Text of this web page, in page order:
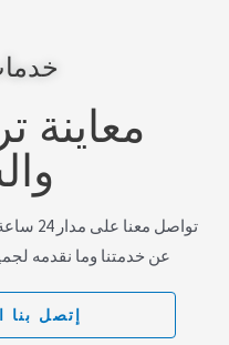
معاينة
تواصل
عن خدمتنا وما نقدمه
إتصل بنا